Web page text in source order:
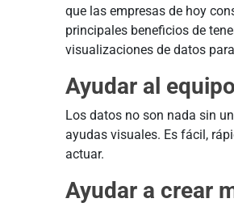
que las empresas de hoy
principales beneficios de
visualizaciones de datos
Ayudar al
Los datos no son nada sin
ayudas visuales. Es fácil,
actuar.
Ayudar a crear